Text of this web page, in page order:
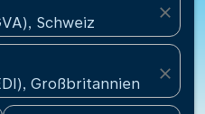
Schweiz
close
Großbritannien
close